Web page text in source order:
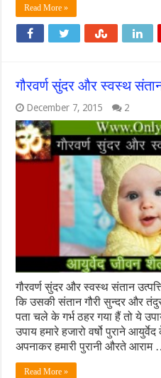
Read More »
गौरवर्ण सुंदर और स्वस्थ
December 7, 2015 2
गौरवर्ण सुंदर और स्वस्थ संतान
कि उसकी संतान गौरी सुन्दर और
पता चले के गर्भ ठहर गया हैं तो ये
उपाय हमारे हजारो वर्षो पुराने
अपनाकर हमारी पुरानी औरते आराम
Read More »